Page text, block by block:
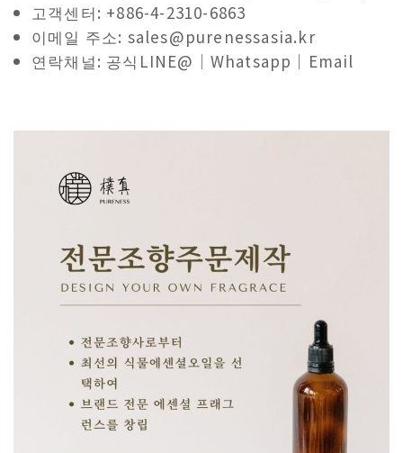
고객센터: +886-4-2310-6863
이메일 주소: sales@purenessasia.kr
연락채널: 공식LINE@｜Whatsapp｜Email